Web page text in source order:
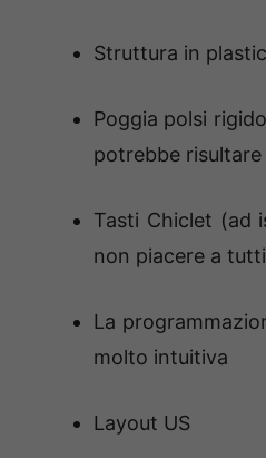
Struttura in
Poggia polsi
potrebbe
Tasti Chiclet (ad
non piacere a
La
molto intuitiva
Layout US